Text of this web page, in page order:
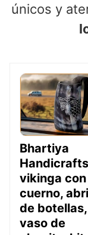
únicos y
Bhartiya
vikinga con
cuerno,
de botellas,
vaso de